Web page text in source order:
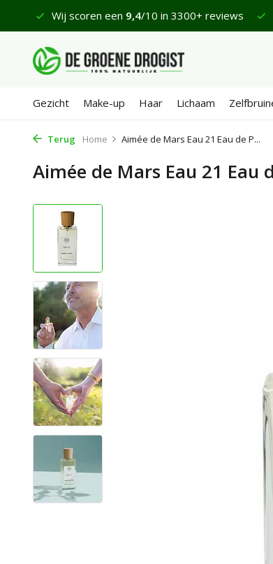
Wij scoren een 9,4/10 in 3300+ reviews
Gezicht Make-up Haar Lichaam
Terug Home Aimée de Mars Eau 21 Eau de P...
Aimée de Mars Eau 21 Eau